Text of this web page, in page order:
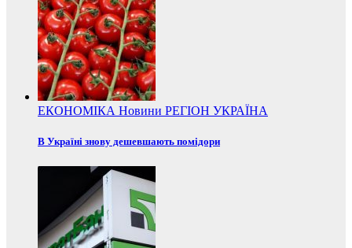
ЕКОНОМІКА Новини РЕГІОН УКРАЇНА
В Україні знову дешевшають помідори